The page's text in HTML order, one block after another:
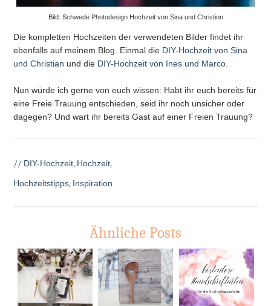
Bild: Schwede Photodesign Hochzeit von Sina und Christion
Die kompletten Hochzeiten der verwendeten Bilder findet ihr
ebenfalls auf meinem Blog. Einmal die DIY-Hochzeit von Sina
und Christian und die DIY-Hochzeit von Ines und Marco
Nun würde ich gerne von euch wissen: Habt ihr euch bereits für
eine Freie Trauung entschieden, seid ihr noch unsicher oder
dagegen? Und wart ihr bereits Gast auf einer Freien Trauung?
// DIY-Hochzeit, Hochzeit,
Hochzeitstipps, Inspiration
Ähnliche Posts